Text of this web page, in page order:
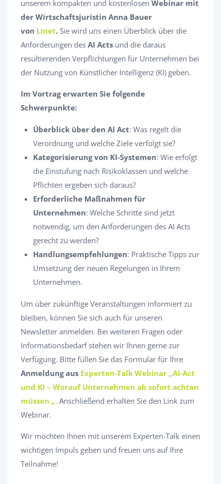
unserem kompakten und kostenlosen Webinar mit
der Wirtschaftsjuristin Anna Bauer
von Linet. Sie wird uns einen Überblick über die
Anforderungen des AI Acts und die daraus
resultierenden Verpflichtungen für Unternehmen bei
der Nutzung von Künstlicher Intelligenz (KI) geben.​
Im Vortrag erwarten Sie folgende
Schwerpunkte:
Überblick über den AI Act: Was regelt die
Verordnung und welche Ziele verfolgt sie?​
Kategorisierung von KI-Systemen: Wie erfolgt
die Einstufung nach Risikoklassen und welche
Pflichten ergeben sich daraus?​
Erforderliche Maßnahmen für
Unternehmen: Welche Schritte sind jetzt
notwendig, um den Anforderungen des AI Acts
gerecht zu werden?​
Handlungsempfehlungen: Praktische Tipps zur
Umsetzung der neuen Regelungen in Ihrem
Unternehmen.​
Um über zukünftige Veranstaltungen informiert zu
bleiben, können Sie sich auch für unseren
Newsletter anmelden.​ Bei weiteren Fragen oder
Informationsbedarf stehen wir Ihnen gerne zur
Verfügung. Bitte füllen Sie das Formular für Ihre
Anmeldung aus Experten-Talk Webinar „AI-Act
und KI – Worauf Unternehmen ab sofort achten
müssen „. Anschließend erhalten Sie den Link zum
Webinar.
Wir möchten Ihnen mit unserem Experten-Talk einen
wichtigen Impuls geben und freuen uns auf Ihre
Teilnahme!